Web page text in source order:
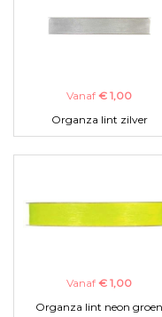
Vanaf € 1,00
Organza lint zilver
Vanaf € 1,00
Organza lint neon groen